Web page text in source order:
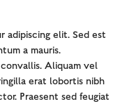
adipiscing elit. Sed est
a mauris.
Aliquam vel
erat lobortis nibh
Praesent sed feugiat